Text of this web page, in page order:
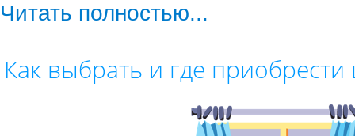
Читать полностью...
Как выбрать и где